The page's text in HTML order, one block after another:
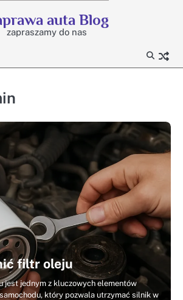
auta Blog
zapraszamy do nas
filtr oleju
jest jednym z kluczowych elementów
który pozwala utrzymać silnik w